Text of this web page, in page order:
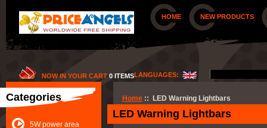
HOME NEW PRODUCTS
NOW IN YOUR CART 0 ITEMSLANGUAGES:
Categories
5W power area
Home :: LED Warning Lightbars
LED Warning Lightbars